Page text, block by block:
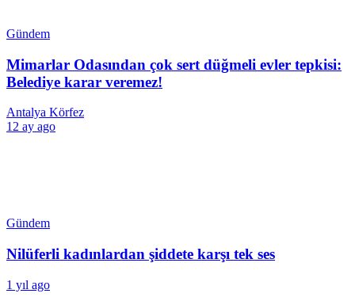
Gündem
Mimarlar Odasından çok sert düğmeli evler tepkisi:
Belediye karar veremez!
Antalya Körfez
12 ay ago
Gündem
Nilüferli kadınlardan şiddete karşı tek ses
1 yıl ago